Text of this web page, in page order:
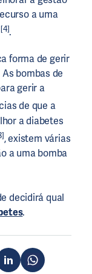
a uma
[4].
forma de gerir
bombas de
gerir a
de que a
a diabetes
, existem várias
a uma bomba
decidirá qual
.